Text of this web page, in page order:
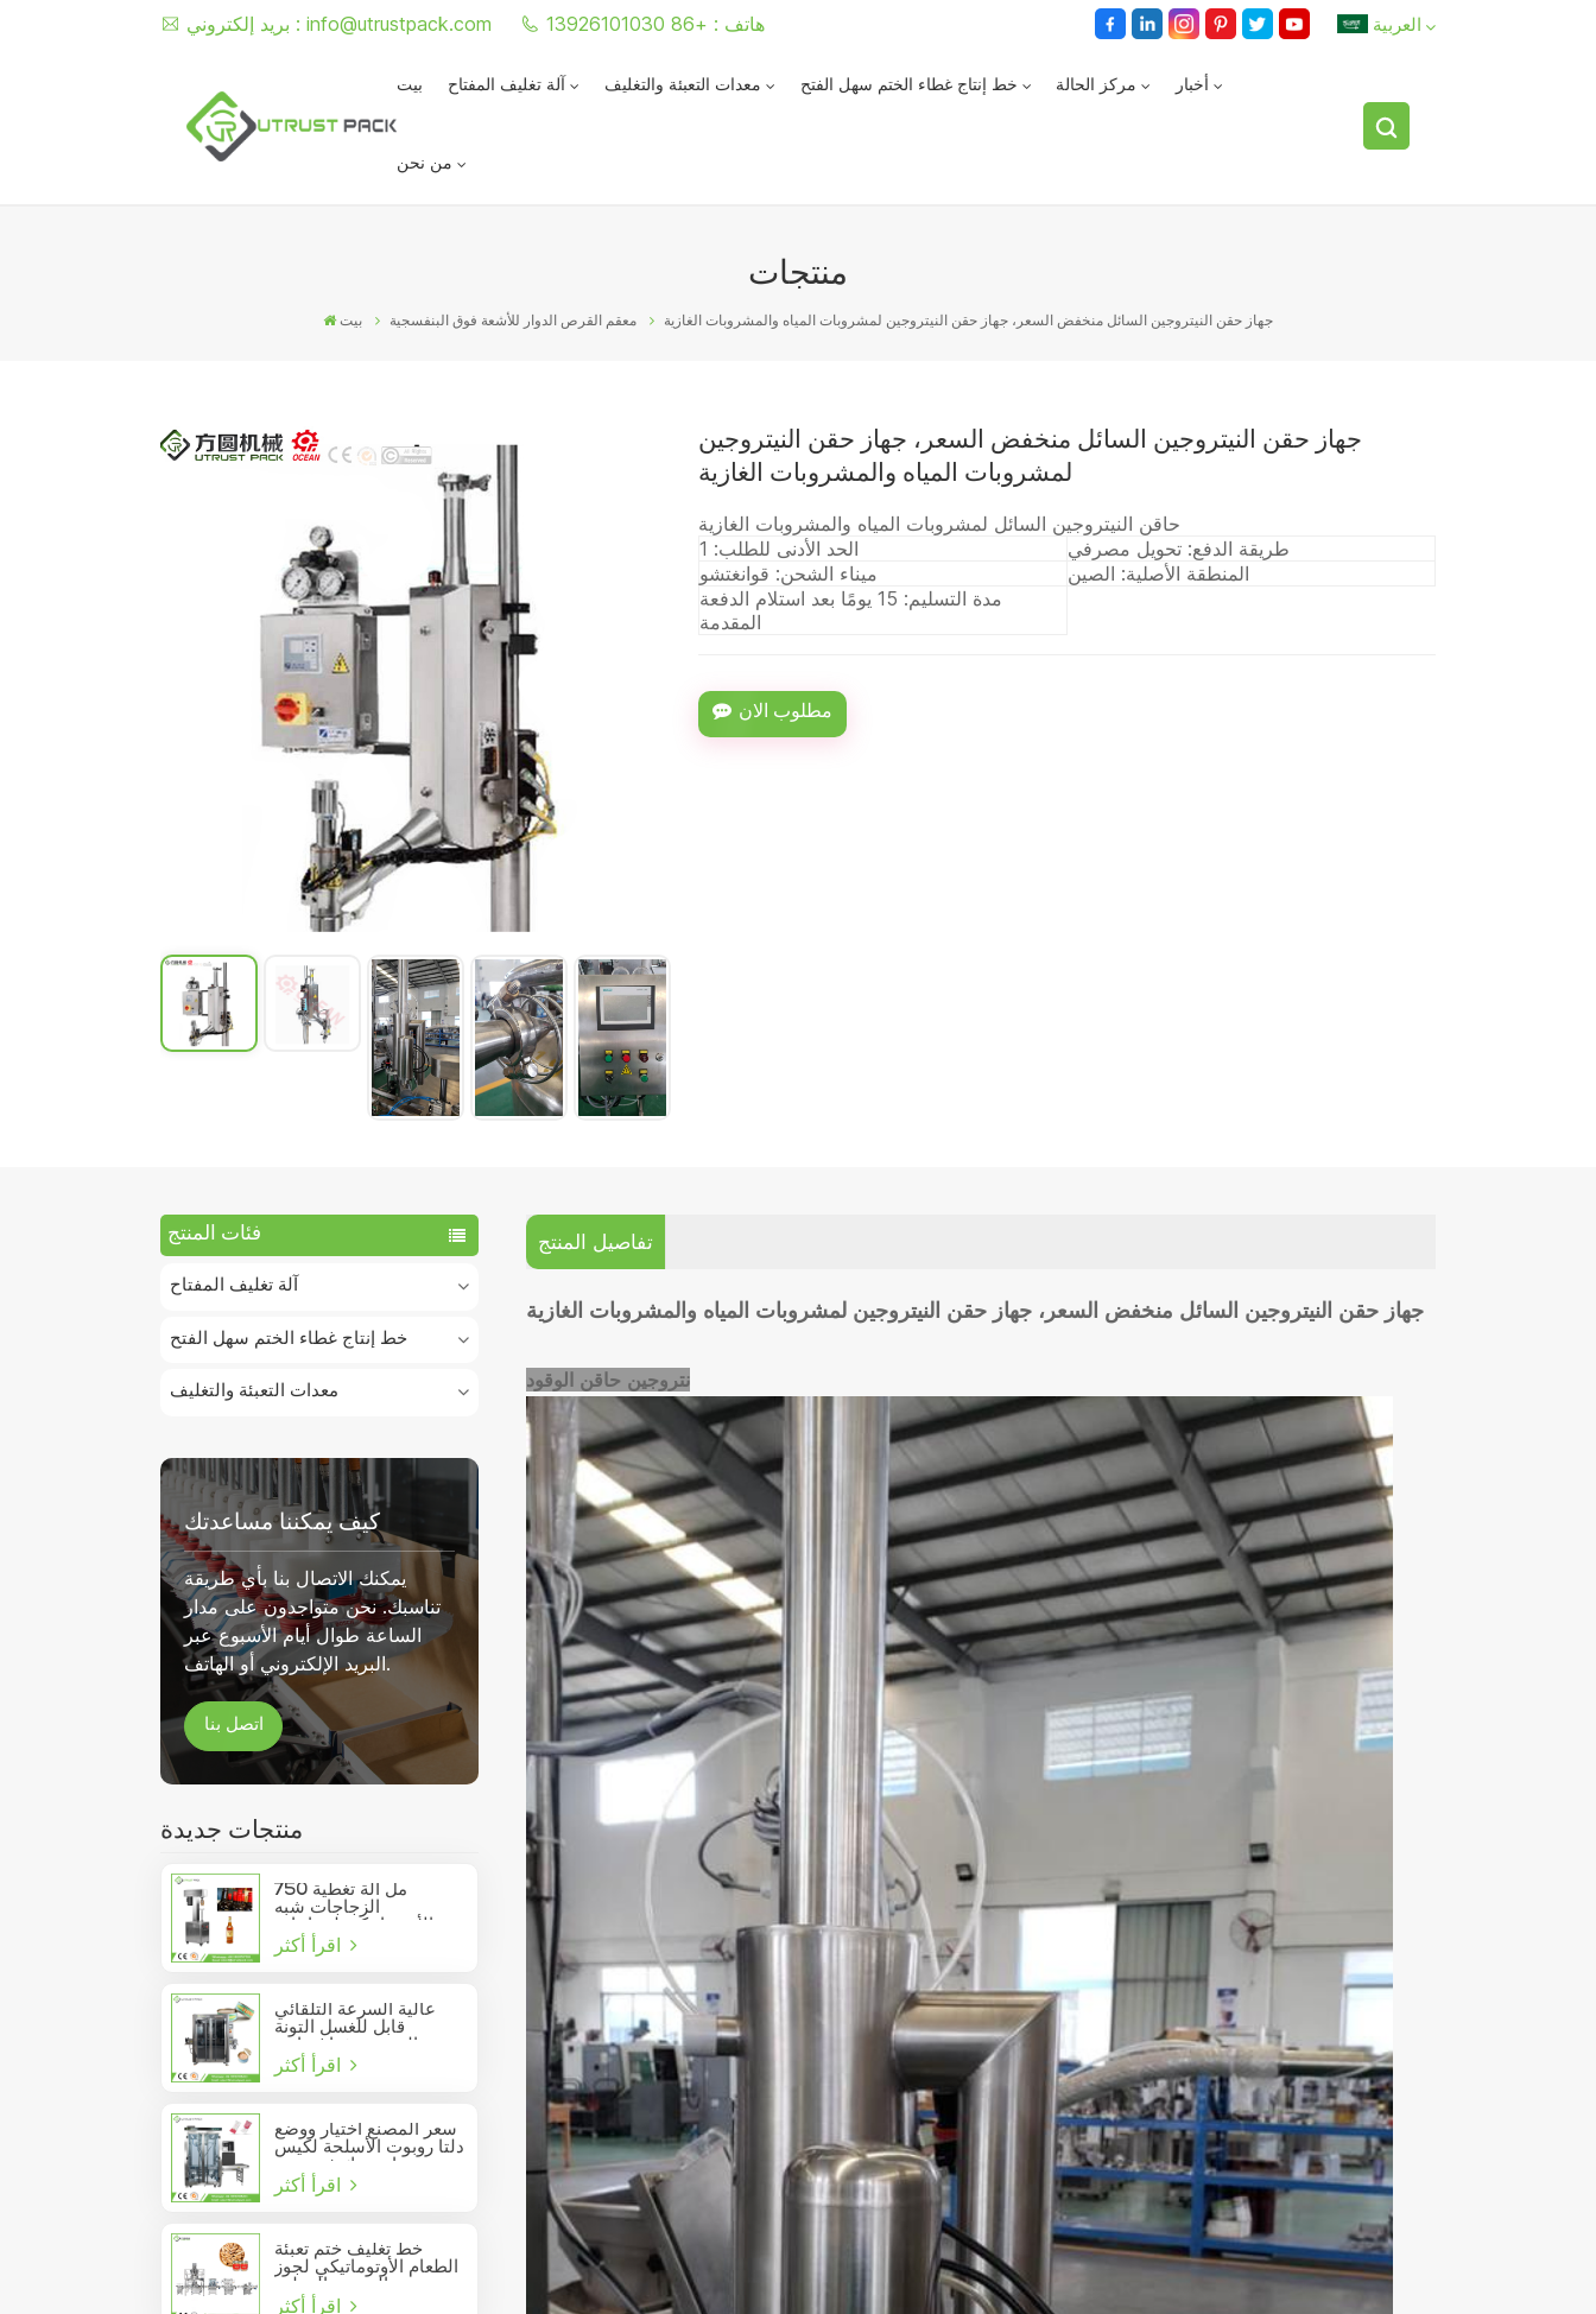
بريد إلكتروني : info@utrustpack.com هاتف : +86 13926101030 العربية
بيت آلة تغليف المفتاح معدات التعبئة والتغليف خط إنتاج غطاء الختم سهل الفتح مركز الحالة أخبار
من نحن
منتجات
بيت معقم القرص الدوار للأشعة فوق البنفسجية جهاز حقن النيتروجين السائل منخفض السعر، جهاز حقن النيتروجين لمشروبات المياه والمشروبات الغازية
جهاز حقن النيتروجين السائل منخفض السعر، جهاز حقن النيتروجين
لمشروبات المياه والمشروبات الغازية
حاقن النيتروجين السائل لمشروبات المياه والمشروبات الغازية
الحد الأدنى للطلب: 1
طريقة الدفع: تحويل مصرفي
ميناء الشحن: قوانغتشو
المنطقة الأصلية: الصين
مدة التسليم: 15 يومًا بعد استلام الدفعة
المقدمة
مطلوب الان
فئات المنتج
آلة تغليف المفتاح
خط إنتاج غطاء الختم سهل الفتح
معدات التعبئة والتغليف
كيف يمكننا مساعدتك
يمكنك الاتصال بنا بأي طريقة
تناسبك. نحن متواجدون على مدار
الساعة طوال أيام الأسبوع عبر
البريد الإلكتروني أو الهاتف.
اتصل بنا
منتجات جديدة
750 مل آلة تغطية
الزجاجات شبه
النبيذ الزجاجية
عالية السرعة التلقائي
قابل للغسل التونة
المأكولات البحرية القصدير
يمكن السدادة
سعر المصنع اختيار ووضع
دلتا روبوت الأسلحة لكيس
عصا تتحرك في مربع
خط تغليف ختم تعبئة
الطعام الأوتوماتيكي لجوز
الصنوبر المعلب
تفاصيل المنتج
جهاز حقن النيتروجين السائل منخفض السعر، جهاز حقن النيتروجين لمشروبات المياه والمشروبات الغازية
نتروجين حاقن الوقود